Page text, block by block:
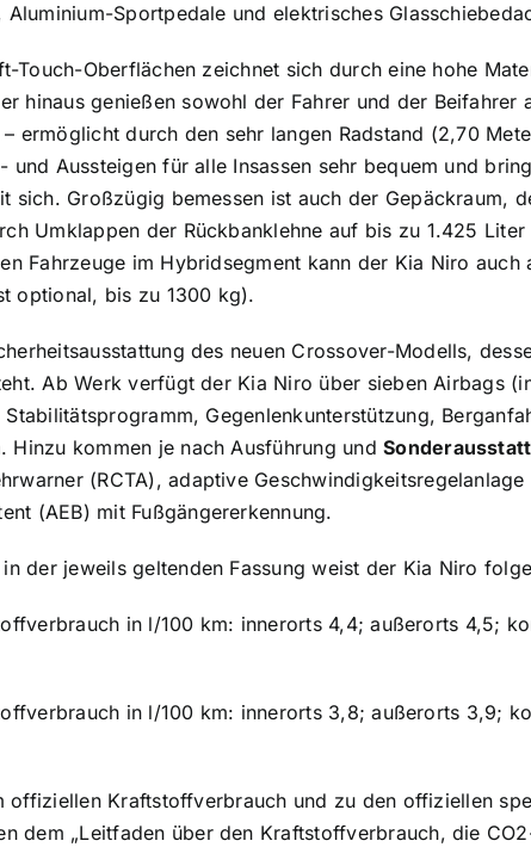
Sportpedale und elektrisches
Touch-Oberflächen zeichnet sich durch eine hohe
hinaus genießen sowohl der Fahrer und der Beifahrer
ermöglicht durch den sehr langen Radstand (2,70
und Aussteigen für alle Insassen sehr bequem und
sich. Großzügig bemessen ist auch der Gepäckraum,
Umklappen der Rückbanklehne auf bis zu 1.425
Fahrzeuge im Hybridsegment kann der Kia Niro auch
optional, bis zu 1300 kg).
des neuen Crossover-Modells,
Ab Werk verfügt der Kia Niro über sieben Airbags
Stabilitätsprogramm, Gegenlenkunterstützung,
Hinzu kommen je nach Ausführung und
(RCTA), adaptive
(AEB) mit Fußgängererkennung.
der jeweils geltenden Fassung weist der Kia Niro
in l/100 km: innerorts 4,4; außerorts 4,5;
in l/100 km: innerorts 3,8; außerorts 3,9;
offiziellen Kraftstoffverbrauch und zu den offiziellen
dem „Leitfaden über den Kraftstoffverbrauch, die